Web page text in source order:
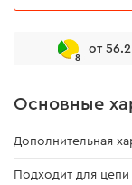
8
от
Основные
Дополнительная
Подходит для